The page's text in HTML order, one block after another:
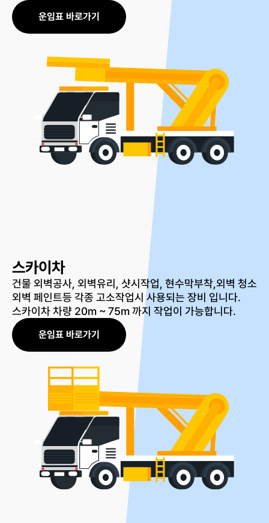
운임표 바로가기
스카이차
건물 외벽공사, 외벽유리, 샷시작업, 현수막부착,외벽 청소
외벽 페인트등 각종 고소작업시 사용되는 장비 입니다.
스카이차 차량 20m ~ 75m 까지 작업이 가능합니다.
운임표 바로가기